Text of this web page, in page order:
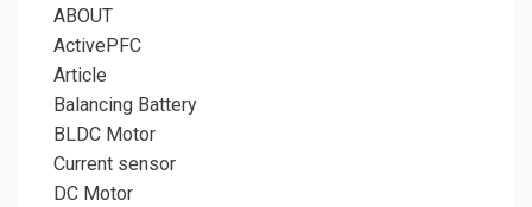
ABOUT
ActivePFC
Article
Balancing Battery
BLDC Motor
Current sensor
DC Motor